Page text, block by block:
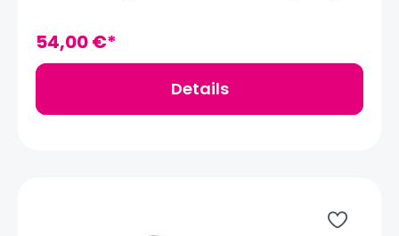
einfachen Zugang, einem 7,6cm Rundum-
Seitenfalten für maximale Ausdehnung und einer
oberen Öffnung, die auf jeden Kleiderbügel passt.
Die durchsichtige Kunststoffhülle auf der
Vorderseite macht es einfach, den Inhalt der
Tasche zu beschriften, so dass auf einen Blick
54,00 €*
Details